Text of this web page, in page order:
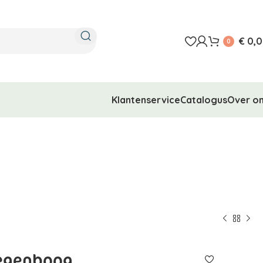
0 €
KlantenserviceCatalogusOver